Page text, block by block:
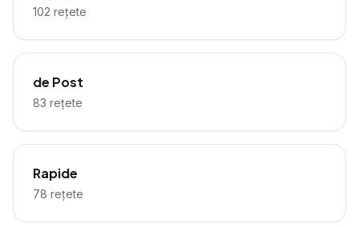
102 rețete
de Post
83 rețete
Rapide
78 rețete